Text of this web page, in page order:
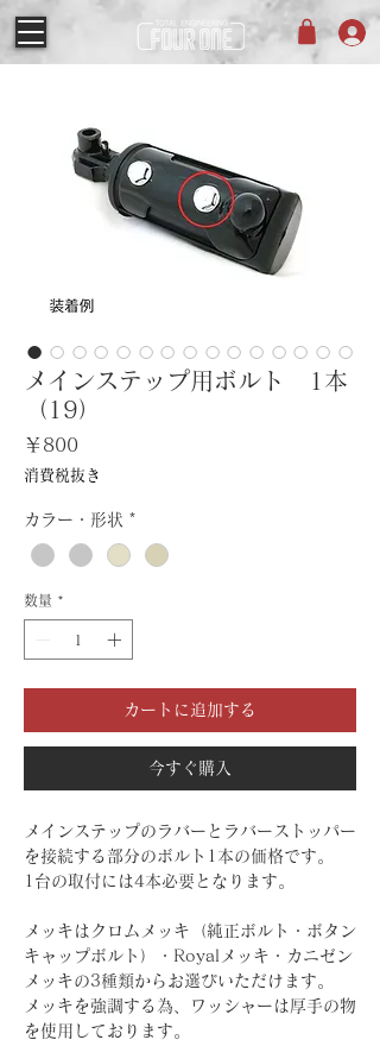
メインステップ用ボルト 1本
（19）
￥800
格
消費税抜き
カラー・形状 *
数量 *
カートに追加する
今すぐ購入
メインステップのラバーとラバーストッパー
を接続する部分のボルト1本の価格です。
1台の取付には4本必要となります。
メッキはクロムメッキ（純正ボルト・ボタン
キャップボルト）・Royalメッキ・カニゼン
メッキの3種類からお選びいただけます。
メッキを強調する為、ワッシャーは厚手の物
を使用しております。